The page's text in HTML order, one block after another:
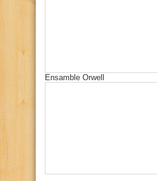
Ensamble Orwell